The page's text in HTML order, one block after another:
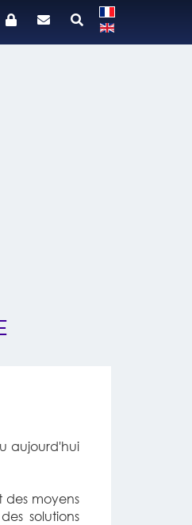
aujourd'hui
des moyens
solutions